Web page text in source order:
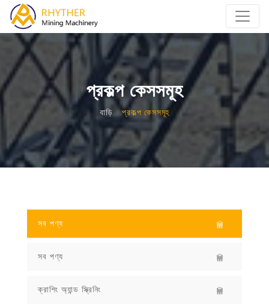
প্রকল্প কেসসমূহ
বাড়ি প্রকল্প কেসসমূহ
সব পণ্য
সব পণ্য
ক্রাশিং অ্যান্ড স্ক্রিনিং